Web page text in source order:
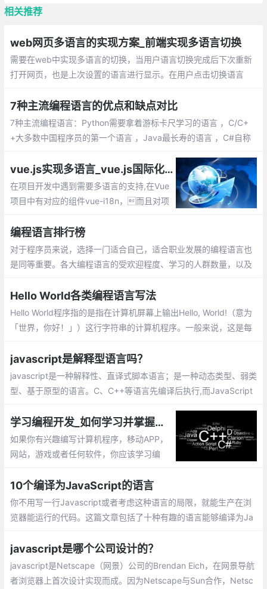
相关推荐
web网页多语言的实现方案_前端实现多语言切换
需要在web中实现多语言的切换，当用户语言切换完成后下次重新
打开网页，也是上次设置的语言进行显示。在用户点击切换语言
on字符串
7种主流编程语言的优点和缺点对比
7种主流编程语言：Python需要拿着游标卡尺学习的语言 ，C/C+
+大多数中国程序员的第一个语言 ，Java最长寿的语言 ，C#自称
QL数据库离不开的语言 ，PHP 世界上最好的语言
vue.js实现多语言_vue.js国际化 vue-i18n插件的使用
在项目开发中遇到需要多语言的支持,在Vue
项目中有对应的组件vue-i18n，而且对项
安装和使用，语言包的生成 & 替换项目中原
有的静态文本
编程语言排行榜
对于程序员来说，选择一门适合自己，适合职业发展的编程语言也
是同等重要。各大编程语言的受欢迎程度、学习的人群数量，以及
我们来看看。
Hello World各类编程语言写法
Hello World程序指的是指在计算机屏幕上输出Hello, World!（意为
「世界，你好！」）这行字符串的计算机程序。一般来说，这是每
编写的第一个程序
javascript是解释型语言吗？
javascript是一种解释性、直译式脚本语言；是一种动态类型、弱类
型、基于原型的语言。C、C++等语言先编译后执行,而JavaScript
学习编程开发_如何学习并掌握一门计算机编程语言
如果你有兴趣编写计算机程序，移动APP，
网站，游戏或者任何软件，你应该学习编
序。无论对于何种计算机编程语言,其核心编
程思想都是一样的
10个编译为JavaScript的语言
你不用写一行Javascript或者考虑这种语言的局限，就能生产在浏
览器能运行的代码。这篇文章包括了十种有趣的语言能够编译为Ja
javascript是哪个公司设计的？
javascript是Netscape（网景）公司的Brendan Eich，在网景导航
者浏览器上首次设计实现而成。因为Netscape与Sun合作，Netsc